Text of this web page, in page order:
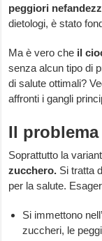
peggiori
dietologi, è stato
Ma è vero che il
senza alcun tipo di
di salute ottimali?
affronti i gangli
Il
Soprattutto la
zucchero. Si tratta
per la salute.
Si immettono
zuccheri, le